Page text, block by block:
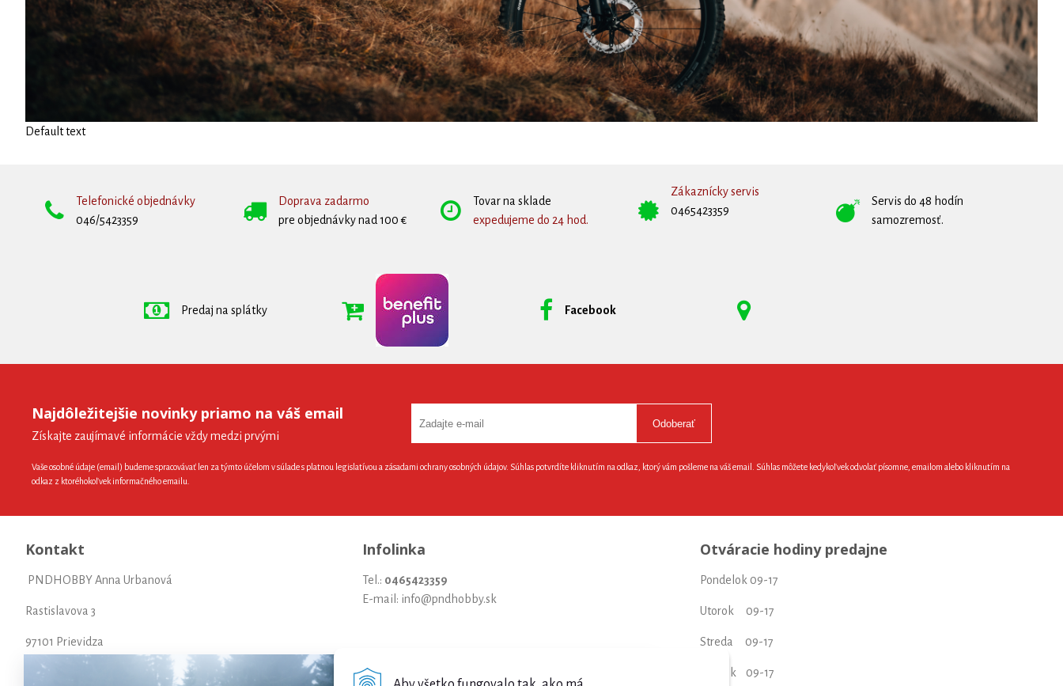
Default text
Telefonické objednávky
046/5423359
Doprava zadarmo
pre objednávky nad 100 €
Tovar na sklade
expedujeme do 24 hod.
Zákaznícky servis
0465423359
Servis do 48 hodín
samozremosť.
Predaj na splátky Facebook
Najdôležitejšie novinky priamo na váš email
Získajte zaujímavé informácie vždy medzi prvými
Odoberať
Vaše osobné údaje (email) budeme spracovávať len za týmto účelom v súlade s platnou legislatívou a zásadami ochrany osobných údajov. Súhlas potvrdíte kliknutím na odkaz, ktorý vám pošleme na váš email. Súhlas môžete kedykoľvek odvolať písomne, emailom alebo kliknutím na
odkaz z ktoréhokoľvek informačného emailu.
Kontakt
PNDHOBBY Anna Urbanová
Rastislavova 3
97101 Prievidza
Infolinka
Tel.: 0465423359
E-mail: info@pndhobby.sk
Otváracie hodiny predajne
Pondelok 09-17
Utorok 09-17
Streda 09-17
Štvrtok 09-17